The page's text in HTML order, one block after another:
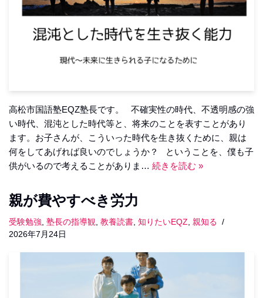
高松市国語塾EQZ塾長です。 不確実性の時代、不透明感の強
い時代、混沌とした時代等と、将来のことを表すことがあり
ます。お子さんが、こういった時代を生き抜くために、親は
何をしてあげれば良いのでしょうか？ ということを、僕も子
供がいるので考えることがありま… 続きを読む »
親が費やすべき労力
受験勉強, 塾長の指導観, 教養読書, 知りたいEQZ, 親知る
2026年7月24日